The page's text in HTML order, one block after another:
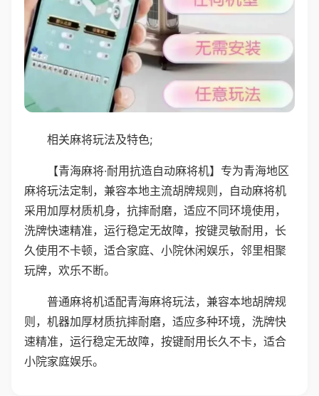
相关麻将玩法及特色;
【青海麻将·耐用抗造自动麻将机】专为青海地区
麻将玩法定制，兼容本地主流胡牌规则，自动麻将机
采用加厚材质机身，抗摔耐磨，适应不同环境使用，
洗牌快速精准，运行稳定无故障，按键灵敏耐用，长
久使用不卡顿，适合家庭、小院休闲娱乐，邻里相聚
玩牌，欢乐不断。
普通麻将机适配青海麻将玩法，兼容本地胡牌规
则，机器加厚材质抗摔耐磨，适应多种环境，洗牌快
速精准，运行稳定无故障，按键耐用长久不卡，适合
小院家庭娱乐。